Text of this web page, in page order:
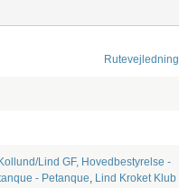
Rutevejledning
Kollund/Lind GF, Hovedbestyrelse -
- Petanque, Lind Kroket Klub